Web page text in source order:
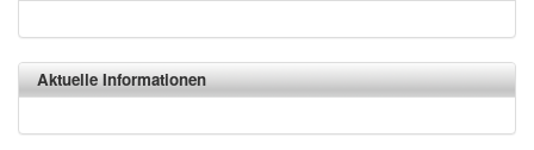
Aktuelle Informationen